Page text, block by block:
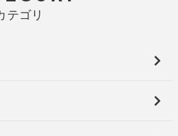
テゴリ